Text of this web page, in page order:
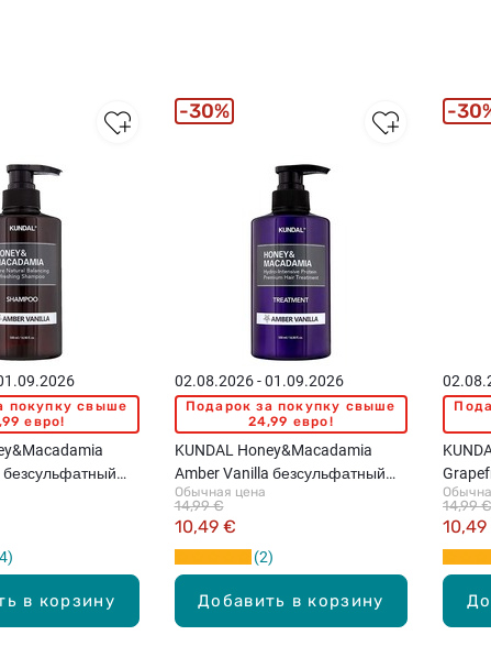
в корзину
покупку свыше
евро!
500мл
Добавить в корзину
02.08.2026 - 01.09.2026
Подарок за покупку свыше
24,99 евро!
KUNDAL Honey&Macadamia
Amber Vanilla безсульфатный
кондиционер, 500мл
Обычная цена
10,49 €
14,99 €
2
30%
14,99 €